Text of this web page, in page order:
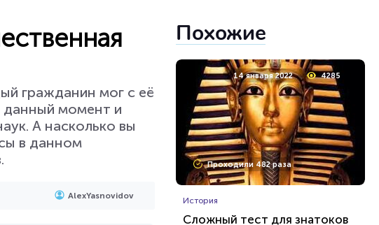
гражданин мог с её
данный момент и
А насколько вы
в данном
AlexYasnovidov
Похожие
14 января 2022 4285
Проходили 482 раза
История
Сложный тест для знатоков